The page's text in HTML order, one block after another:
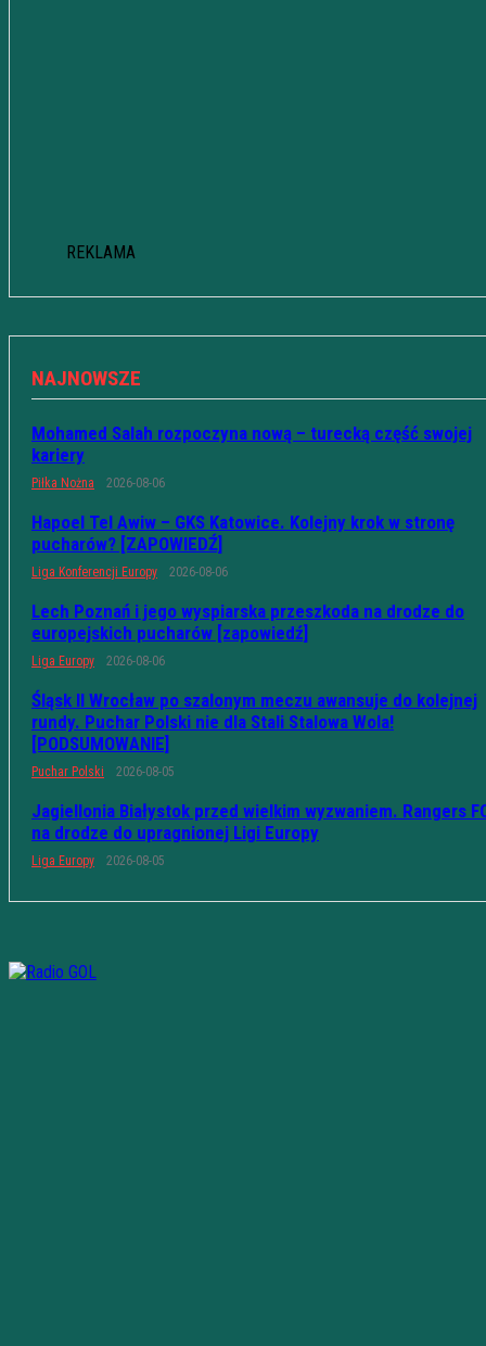
REKLAMA
NAJNOWSZE
Mohamed Salah rozpoczyna nową – turecką część swojej
kariery
Piłka Nożna 2026-08-06
Hapoel Tel Awiw – GKS Katowice. Kolejny krok w stronę
pucharów? [ZAPOWIEDŹ]
Liga Konferencji Europy 2026-08-06
Lech Poznań i jego wyspiarska przeszkoda na drodze do
europejskich pucharów [zapowiedź]
Liga Europy 2026-08-06
Śląsk II Wrocław po szalonym meczu awansuje do kolejnej
rundy. Puchar Polski nie dla Stali Stalowa Wola!
[PODSUMOWANIE]
Puchar Polski 2026-08-05
Jagiellonia Białystok przed wielkim wyzwaniem. Rangers
na drodze do upragnionej Ligi Europy
Liga Europy 2026-08-05